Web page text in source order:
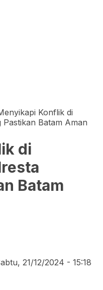
Konflik di
Batam Aman
di
Batam
21/12/2024 - 15:18